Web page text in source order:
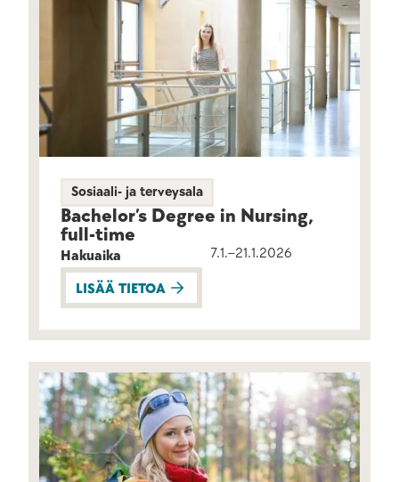
Sosiaali- ja terveysala
Bachelor’s Degree in Nursing,
full-time
Hakuaika
7.1.–21.1.2026
LISÄÄ TIETOA